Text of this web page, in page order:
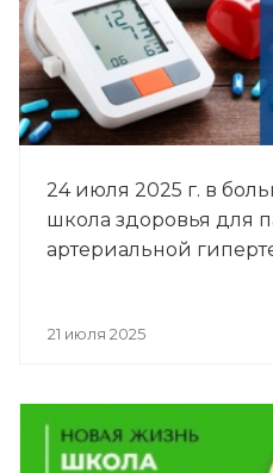
24 июля 2025 г. в
школа здоровья для
артериальной
21 июля 2025